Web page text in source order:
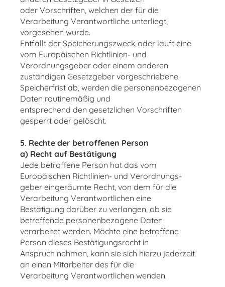
oder Vorschriften, welchen der für die
Verarbeitung Verantwortliche unterliegt,
vorgesehen wurde.
Entfällt der Speicherungszweck oder läuft eine
vom Europäischen Richtlinien- und
Verordnungsgeber oder einem anderen
zuständigen Gesetzgeber vorgeschriebene
Speicherfrist ab, werden die personenbezogenen
Daten routinemäßig und
entsprechend den gesetzlichen Vorschriften
gesperrt oder gelöscht.
5. Rechte der betroffenen Person
a) Recht auf Bestätigung
Jede betroffene Person hat das vom
Europäischen Richtlinien- und Verordnungs-
geber eingeräumte Recht, von dem für die
Verarbeitung Verantwortlichen eine
Bestätigung darüber zu verlangen, ob sie
betreffende personenbezogene Daten
verarbeitet werden. Möchte eine betroffene
Person dieses Bestätigungsrecht in
Anspruch nehmen, kann sie sich hierzu jederzeit
an einen Mitarbeiter des für die
Verarbeitung Verantwortlichen wenden.